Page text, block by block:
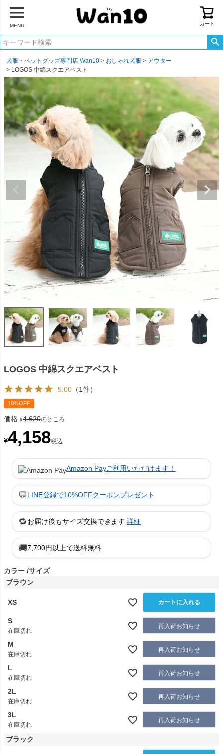
MENU カート
犬服・ペットグッズ専門店 Wan10 おしゃれ犬服
アウター
LOGOS 中綿スクエアベスト
LOGOS 中綿スクエアベスト
5.00 （1件）
10%OFF
価格 ¥4,620のところ
¥4,158税込
Amazon Payご利用いただけます！
💬LINE登録で10%OFFクーポンプレゼント
🔁お届け後もサイズ交換できます 詳細
🚚7,700円以上で送料無料
カラー サイズ
ブラウン
XS カートに入れる
S
在庫切れ
再入荷お知らせ
M
在庫切れ
再入荷お知らせ
L
在庫切れ
再入荷お知らせ
2L
在庫切れ
再入荷お知らせ
3L
在庫切れ
再入荷お知らせ
ブラック